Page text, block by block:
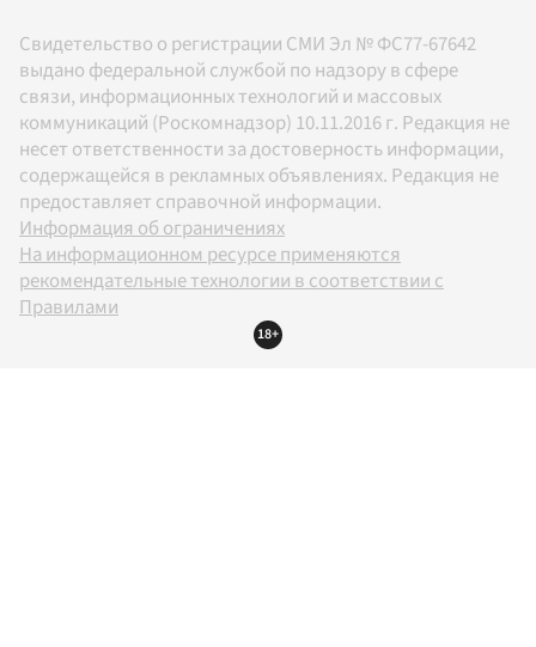
Свидетельство о регистрации СМИ Эл № ФС77-67642
выдано федеральной службой по надзору в сфере
связи, информационных технологий и массовых
коммуникаций (Роскомнадзор) 10.11.2016 г. Редакция не
несет ответственности за достоверность информации,
содержащейся в рекламных объявлениях. Редакция не
предоставляет справочной информации.
Информация об ограничениях
На информационном ресурсе применяются
рекомендательные технологии в соответствии с
Правилами
18+